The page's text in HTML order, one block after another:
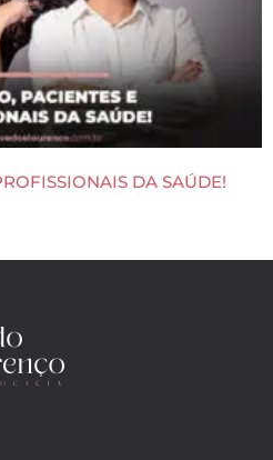
DA SAÚDE!